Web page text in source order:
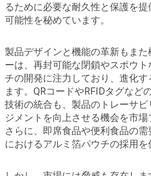
るために必要な耐久性と保護を
可能性を秘めています。
製品デザインと機能の革新もま
ーは、再封可能な閉鎖やスポウ
チの開発に注力しており、進化
ます。QRコードやRFIDタグなど
技術の統合も、製品のトレーサ
ジメントを向上させる機会を市場
さらに、即席食品や便利食品の
におけるアルミ箔パウチの採用を